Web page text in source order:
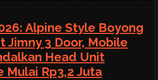
Alpine Style Boyong
Jimny 3 Door, Mobile
Head Unit
Mulai Rp3,2 Juta